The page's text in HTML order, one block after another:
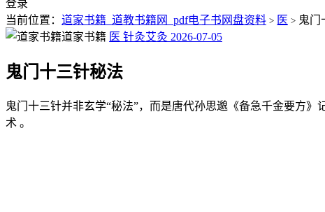
登录
当前位置： 道家书籍_道教书籍网_pdf电子书网盘资料 > 医 > 鬼门
道家书籍 医 针灸艾灸 2026-07-05
鬼门十三针秘法
鬼门十三针并非玄学“秘法”，而是唐代孙思邈《备急千金要方
术 。‌